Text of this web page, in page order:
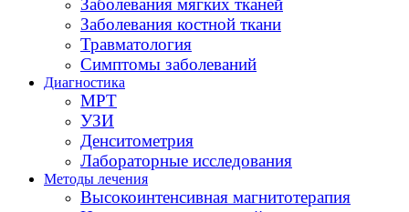
Заболевания мягких тканей
Заболевания костной ткани
Травматология
Симптомы заболеваний
Диагностика
МРТ
УЗИ
Денситометрия
Лабораторные исследования
Методы лечения
Высокоинтенсивная магнитотерапия